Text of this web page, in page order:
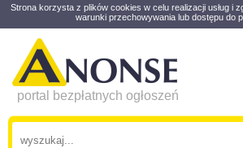
Strona korzysta z plików cookies w celu realizacji usług i
warunki przechowywania lub dostępu do
portal bezpłatnych ogłoszeń